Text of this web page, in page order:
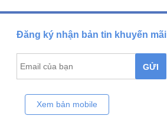
Đăng ký nhận bản tin khuyến mãi
GỬI
Xem bản mobile